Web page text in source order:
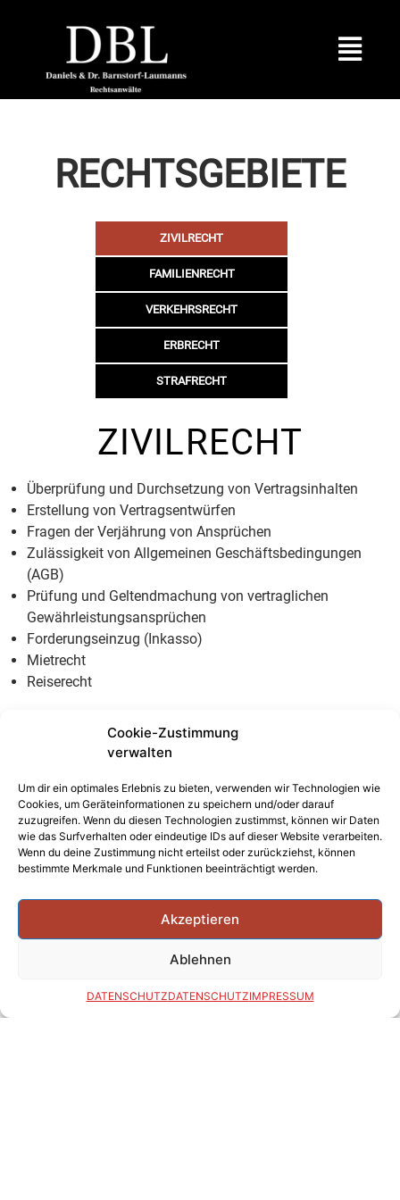
Cookie-Zustimmung
verwalten
Um dir ein optimales Erlebnis zu bieten, verwenden wir Technologien wie
Cookies, um Geräteinformationen zu speichern und/oder darauf
zuzugreifen. Wenn du diesen Technologien zustimmst, können wir Daten
wie das Surfverhalten oder eindeutige IDs auf dieser Website verarbeiten.
Wenn du deine Zustimmung nicht erteilst oder zurückziehst, können
bestimmte Merkmale und Funktionen beeinträchtigt werden.
Akzeptieren
Ablehnen
DATENSCHUTZDATENSCHUTZIMPRESSUM
RECHTSGEBIETE
ZIVILRECHT
FAMILIENRECHT
VERKEHRSRECHT
ERBRECHT
STRAFRECHT
ZIVILRECHT
Überprüfung und Durchsetzung von Vertragsinhalten
Erstellung von Vertragsentwürfen
Fragen der Verjährung von Ansprüchen
Zulässigkeit von Allgemeinen Geschäftsbedingungen
(AGB)
Prüfung und Geltendmachung von vertraglichen
Gewährleistungsansprüchen
Forderungseinzug (Inkasso)
Mietrecht
Reiserecht